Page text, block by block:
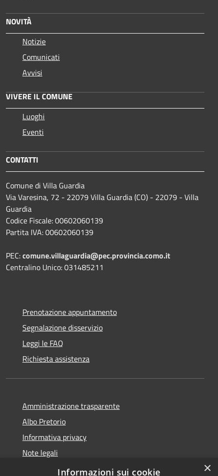
NOVITÀ
Notizie
Comunicati
Avvisi
VIVERE IL COMUNE
Luoghi
Eventi
CONTATTI
Comune di Villa Guardia
Via Varesina, 72 - 22079 Villa Guardia (CO) - 22079 - Villa
Guardia
Codice Fiscale: 00602060139
Partita IVA: 00602060139
PEC:comune.villaguardia@pec.provincia.como.it
Centralino Unico: 031485211
Prenotazione appuntamento
Segnalazione disservizio
Leggi le FAQ
Richiesta assistenza
Amministrazione trasparente
Albo Pretorio
Informativa privacy
Note legali
Dichiarazione di accessibilità
×
Informazioni sui cookie